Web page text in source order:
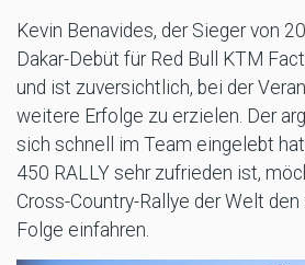
Kevin Benavides, der Sieger von
Dakar-Debüt für Red Bull KTM
und ist zuversichtlich, bei der
weitere Erfolge zu erzielen. Der
sich schnell im Team eingelebt
450 RALLY sehr zufrieden ist,
Cross-Country-Rallye der Welt
Folge einfahren.